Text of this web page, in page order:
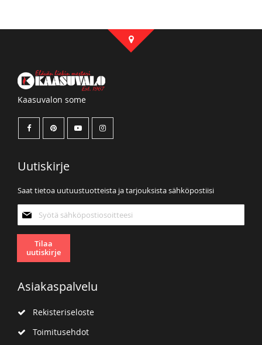
Kaasuvalon some
Uutiskirje
Saat tietoa uutuustuotteista ja tarjouksista sähköpostiisi
uutiskirjeemme:
Tilaa
uutiskirje
Asiakaspalvelu
Rekisteriseloste
Toimitusehdot